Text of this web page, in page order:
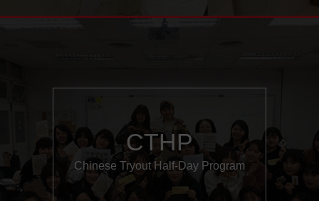
CTHP
Chinese Tryout Half-Day Program